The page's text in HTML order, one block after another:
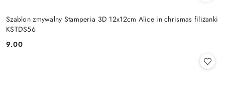
Szablon zmywalny Stamperia 3D 12x12cm Alice in chrismas filiżanki
KSTDS56
Cena:
9.00